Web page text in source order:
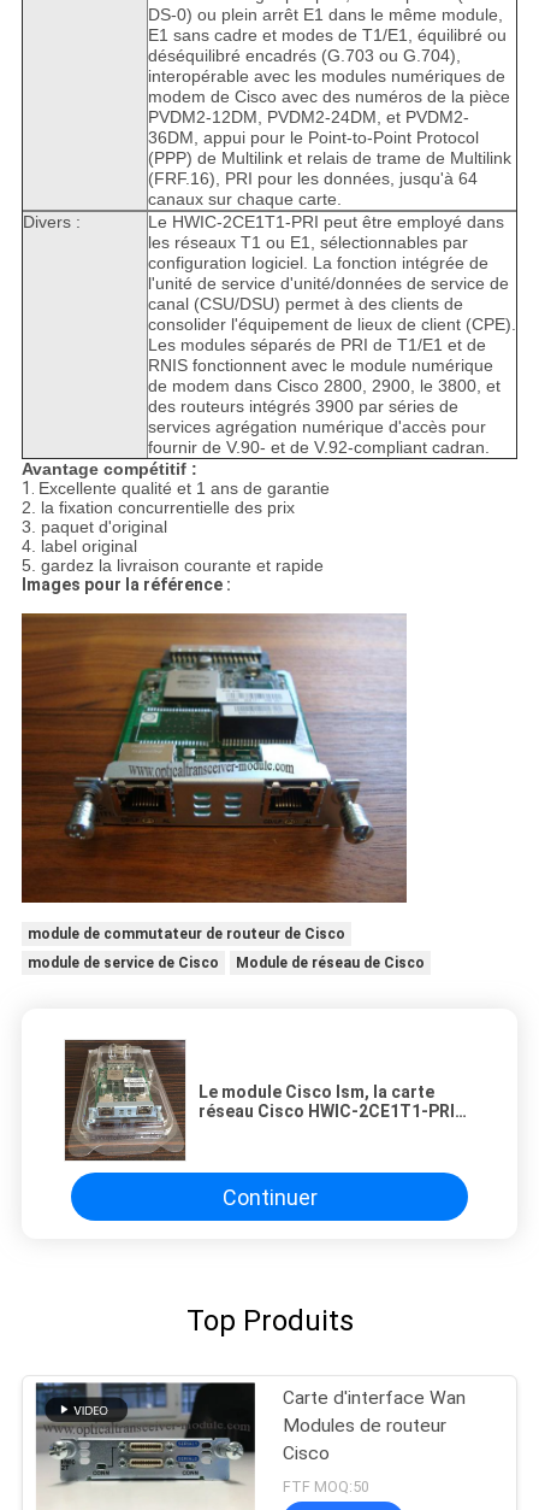
DS-0) ou plein arrêt E1 dans le même module,
E1 sans cadre et modes de T1/E1, équilibré ou
déséquilibré encadrés (G.703 ou G.704),
interopérable avec les modules numériques de
modem de Cisco avec des numéros de la pièce
PVDM2-12DM, PVDM2-24DM, et PVDM2-
36DM, appui pour le Point-to-Point Protocol
(PPP) de Multilink et relais de trame de Multilink
(FRF.16), PRI pour les données, jusqu'à 64
canaux sur chaque carte.
Divers :
Le HWIC-2CE1T1-PRI peut être employé dans
les réseaux T1 ou E1, sélectionnables par
configuration logiciel. La fonction intégrée de
l'unité de service d'unité/données de service de
canal (CSU/DSU) permet à des clients de
consolider l'équipement de lieux de client (CPE).
Les modules séparés de PRI de T1/E1 et de
RNIS fonctionnent avec le module numérique
de modem dans Cisco 2800, 2900, le 3800, et
des routeurs intégrés 3900 par séries de
services agrégation numérique d'accès pour
fournir de V.90- et de V.92-compliant cadran.
Avantage compétitif :
1. Excellente qualité et 1 ans de garantie
2. la fixation concurrentielle des prix
3. paquet d'original
4. label original
5. gardez la livraison courante et rapide
Images pour la référence :
module de commutateur de routeur de Cisco
module de service de Cisco
Module de réseau de Cisco
Le module Cisco Ism, la carte
réseau Cisco HWIC-2CE1T1-PRI
de génération 2 (ISR G2)
Continuer
Top Produits
Carte d'interface Wan
Modules de routeur
Cisco
FTF MOQ:50